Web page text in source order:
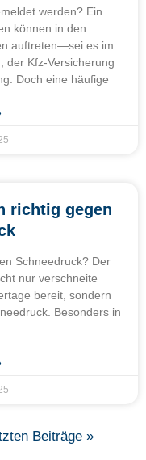
werden? Ein
können in den
auftreten—sei es im
der Kfz-Versicherung
Doch eine häufige
richtig gegen
Schneedruck? Der
nur verschneite
bereit, sondern
Besonders in
Beiträge »